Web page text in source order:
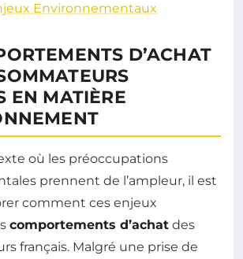
Environnementaux
D’ACHAT
EN MATIÈRE
où les préoccupations
prennent de l’ampleur, il est
comment ces enjeux
comportements d’achat des
français. Malgré une prise de